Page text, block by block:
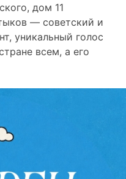
дом 11
— советский и
уникальный голос
всем, а его